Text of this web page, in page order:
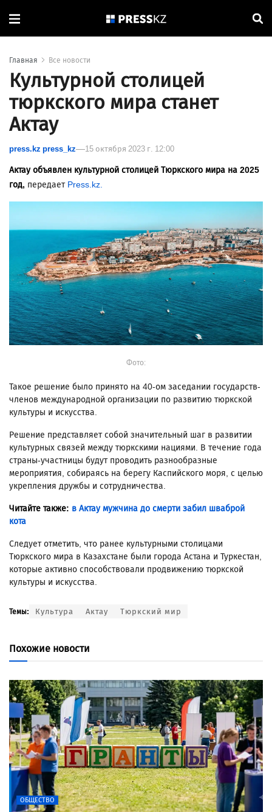
Главная Все новости
Культурной столицей
тюркского мира станет
Актау
press.kz press_kz 15 октября 2023 г. 12:00
Актау объявлен культурной столицей Тюркского мира на 2025
год, передаетPress.kz.
Фото:
Такое решение было принято на 40-ом заседании государств-
членов международной организации по развитию тюркской
культуры и искусства.
Решение представляет собой значительный шаг в развитии
культурных связей между тюркскими нациями. В течение года
страны-участницы будут проводить разнообразные
мероприятия, собираясь на берегу Каспийского моря, с целью
укрепления дружбы и сотрудничества.
Читайте также: в Актау мужчина до смерти забил шваброй
кота
Следует отметить, что ранее культурными столицами
Тюркского мира в Казахстане были города Астана и Туркестан,
которые активно способствовали продвижению тюркской
культуры и искусства.
Темы: Культура Актау Тюркский мир
Похожие новости
ОБЩЕСТВО